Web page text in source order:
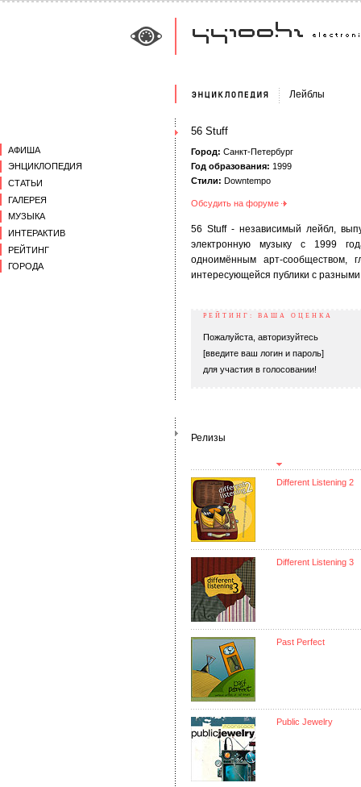
АФИША
ЭНЦИКЛОПЕДИЯ
СТАТЬИ
ГАЛЕРЕЯ
МУЗЫКА
ИНТЕРАКТИВ
РЕЙТИНГ
ГОРОДА
Лейблы
56 Stuff
Город: Санкт-Петербург
Год образования: 1999
Стили: Downtempo
Обсудить на форуме
56 Stuff - независимый лейбл,
электронную музыку с 1999
одноимённым арт-сообществом,
интересующейся публики с
РЕЙТИНГ: ВАША ОЦЕНКА
Пожалуйста, авторизуйтесь
[введите ваш логин и пароль]
для участия в голосовании!
Релизы
Different Listening 2
Different Listening 3
Past Perfect
Public Jewelry